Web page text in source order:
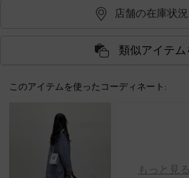
店舗の在庫状
類似アイテム
このアイテムを使ったコーディネート:
もっと見る